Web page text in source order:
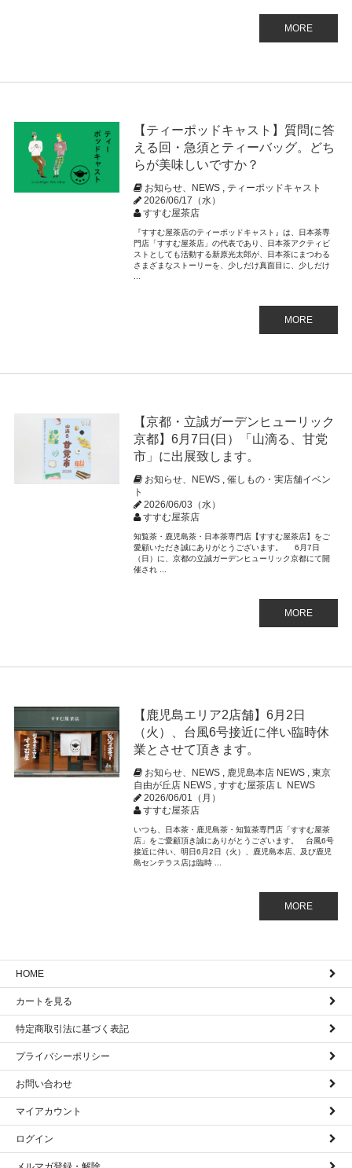
MORE
【ティーポッドキャスト】質問に答
える回・急須とティーバッグ。どち
らが美味しいですか？
お知らせ、NEWS , ティーポッドキャスト
2026/06/17（水）
すすむ屋茶店
『すすむ屋茶店のティーポッドキャスト』は、日本茶専
門店「すすむ屋茶店」の代表であり、日本茶アクティビ
ストとしても活動する新原光太郎が、日本茶にまつわる
さまざまなストーリーを、少しだけ真面目に、少しだけ
MORE
【京都・立誠ガーデンヒューリック
京都】6月7日(日）「山滴る、甘党
市」に出展致します。
お知らせ、NEWS ,催しもの・実店舗イベン
ト
2026/06/03（水）
すすむ屋茶店
知覧茶・鹿児島茶・日本茶専門店【すすむ屋茶店】をご
愛顧いただき誠にありがとうございます。 6月7日
（日）に、京都の立誠ガーデンヒューリック京都にて開
催され ...
MORE
【鹿児島エリア2店舗】6月2日
（火）、台風6号接近に伴い臨時休
業とさせて頂きます。
お知らせ、NEWS , 鹿児島本店 NEWS ,東京
自由が丘店 NEWS ,すすむ屋茶店Ｌ NEWS
2026/06/01（月）
すすむ屋茶店
いつも、日本茶・鹿児島茶・知覧茶専門店「すすむ屋茶
店」をご愛顧頂き誠にありがとうございます。 台風6号
接近に伴い、明日6月2日（火）、鹿児島本店、及び鹿児
島センテラス店は臨時 ...
MORE
HOME
カートを見る
特定商取引法に基づく表記
プライバシーポリシー
お問い合わせ
マイアカウント
ログイン